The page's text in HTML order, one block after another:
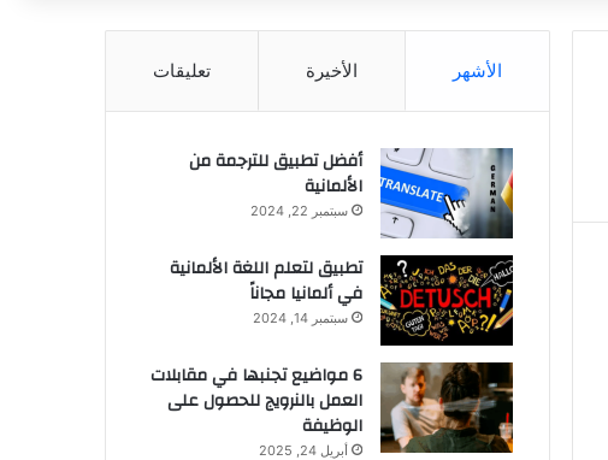
الأشهر الأخيرة تعليقات
أفضل تطبيق للترجمة من
الألمانية
سبتمبر 22, 2024
تطبيق لتعلم اللغة الألمانية
في ألمانيا مجاناً
سبتمبر 14, 2024
6 مواضيع تجنبها في مقابلات
العمل بالنرويج للحصول على
الوظيفة
أبريل 24, 2025